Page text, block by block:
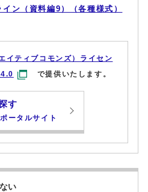
ン（資料編9）（各種様式）
イティブコモンズ）ライセン
で提供いたします。
す
ータルサイト
い